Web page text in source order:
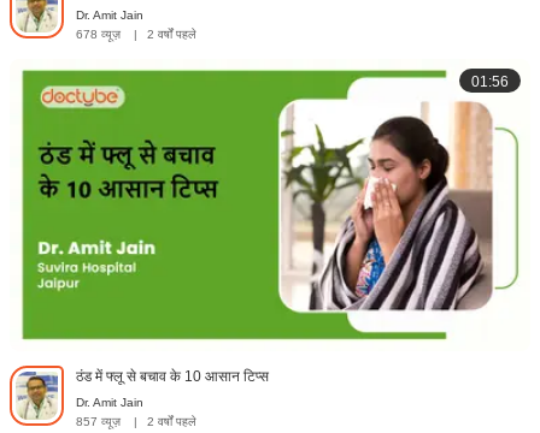
Dr. Amit Jain
678 व्यूज़
| 2 वर्षों पहले
01:56
ठंड में फ्लू से बचाव के 10 आसान टिप्स
Dr. Amit Jain
857 व्यूज़
| 2 वर्षों पहले